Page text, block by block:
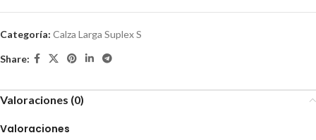
Categoría: Calza Larga Suplex S
Share:
Valoraciones (0)
Valoraciones